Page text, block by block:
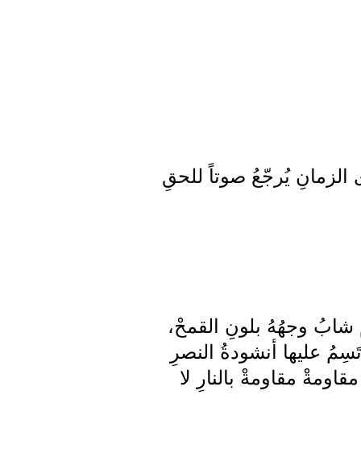
يُرجّعُ صوتاً للحقِ
شريدٌ، قامَ شابُ وجهُهُ بلونِ القمحْ،
عليها أنشودةُ النصرِ
مقاومةْ بالنارِ لا